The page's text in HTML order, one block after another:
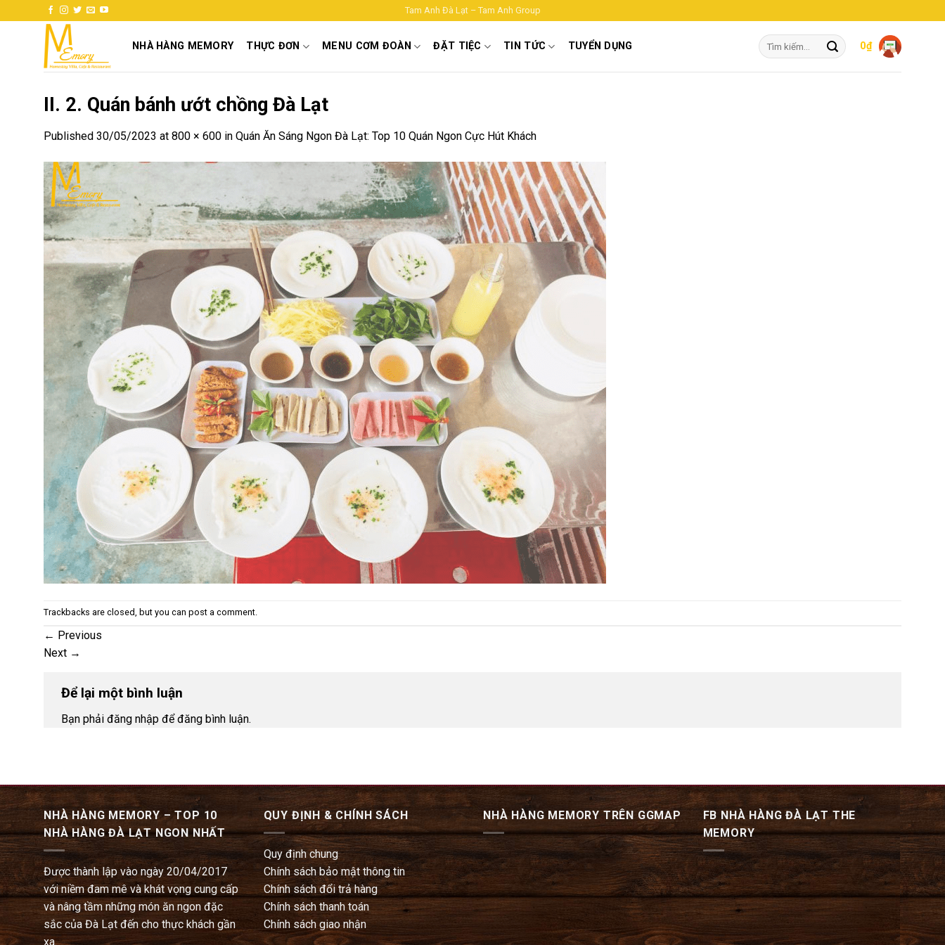
to
Tam Anh Đà Lạt – Tam Anh Group
NHÀ HÀNG MEMORY THỰC ĐƠN MENU CƠM ĐOÀN ĐẶT TIỆC TIN TỨC TUYỂN DỤNG
Tìm
kiếm:
0₫
II. 2. Quán bánh ướt chồng Đà Lạt
Published 30/05/2023 at 800 × 600 in Quán Ăn Sáng Ngon Đà Lạt: Top 10 Quán Ngon Cực Hút Khách
Trackbacks are closed, but you can post a comment
← Previous
Next →
Để lại một bình luận
Bạn phải đăng nhập để đăng bình luận.
NHÀ HÀNG MEMORY – TOP 10
NHÀ HÀNG ĐÀ LẠT NGON NHẤT
Được thành lập vào ngày 20/04/2017
với niềm đam mê và khát vọng cung cấp
và nâng tầm những món ăn ngon đặc
sắc của Đà Lạt đến cho thực khách gần
xa.
QUY ĐỊNH & CHÍNH SÁCH
Quy định chung
Chính sách bảo mật thông tin
Chính sách đổi trả hàng
Chính sách thanh toán
Chính sách giao nhận
NHÀ HÀNG MEMORY TRÊN GGMAP
FB NHÀ HÀNG ĐÀ LẠT THE
MEMORY